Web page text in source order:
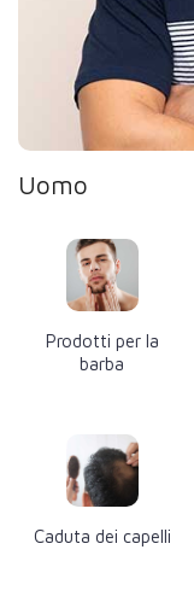
Uomo
Prodotti per la
barba
Caduta dei capelli